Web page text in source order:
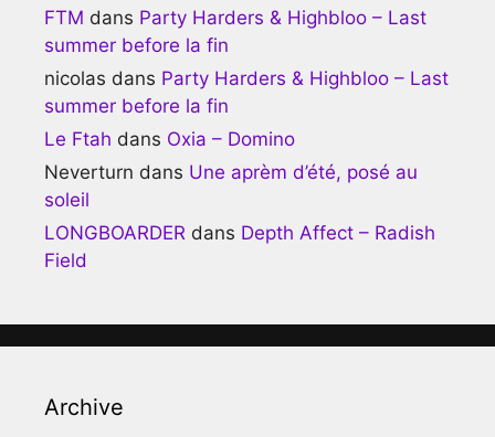
FTM dans Party Harders & Highbloo – Last
summer before la fin
nicolas dans Party Harders & Highbloo – Last
summer before la fin
Le Ftah dans Oxia – Domino
Neverturn dans Une aprèm d’été, posé au
soleil
LONGBOARDER dans Depth Affect – Radish
Field
Archive